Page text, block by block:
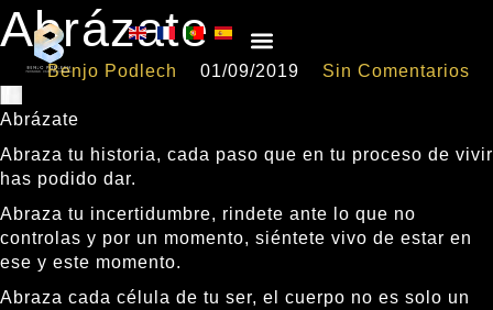
Abrázate
Benjo Podlech 01/09/2019 Sin Comentarios
Abrázate
Abraza tu historia, cada paso que en tu proceso de vivir
has podido dar.
Abraza tu incertidumbre, rindete ante lo que no
controlas y por un momento, siéntete vivo de estar en
ese y este momento.
Abraza cada célula de tu ser, el cuerpo no es solo un